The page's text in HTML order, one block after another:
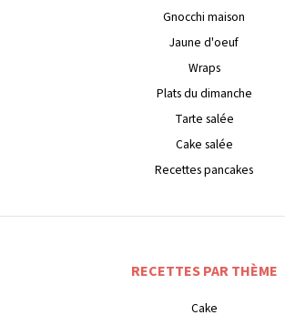
Gnocchi maison
Jaune d'oeuf
Wraps
Plats du dimanche
Tarte salée
Cake salée
Recettes pancakes
RECETTES PAR THÈME
Cake